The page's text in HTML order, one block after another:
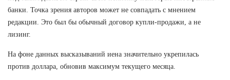
банки. Точка зрения авторов может не совпадать с мнением
редакции. Это был бы обычный договор купли-продажи, а не
лизинг.
На фоне данных высказываний иена значительно укрепилась
против доллара, обновив максимум текущего месяца.